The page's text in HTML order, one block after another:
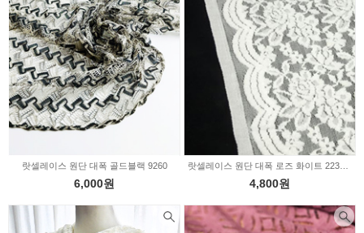
랏셀레이스 원단 대폭 골드블랙 9260
6,000원
랏셀레이스 원단 대폭 로즈 화이트 2232793
4,800원